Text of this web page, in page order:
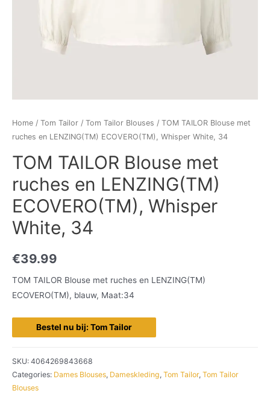
Home / Tom Tailor / Tom Tailor Blouses / TOM TAILOR Blouse met
ruches en LENZING(TM) ECOVERO(TM), Whisper White, 34
TOM TAILOR Blouse met
ruches en LENZING(TM)
ECOVERO(TM), Whisper
White, 34
€39.99
TOM TAILOR Blouse met ruches en LENZING(TM)
ECOVERO(TM), blauw, Maat:34
Bestel nu bij: Tom Tailor
SKU: 4064269843668
Categories: Dames Blouses, Dameskleding, Tom Tailor, Tom Tailor
Blouses